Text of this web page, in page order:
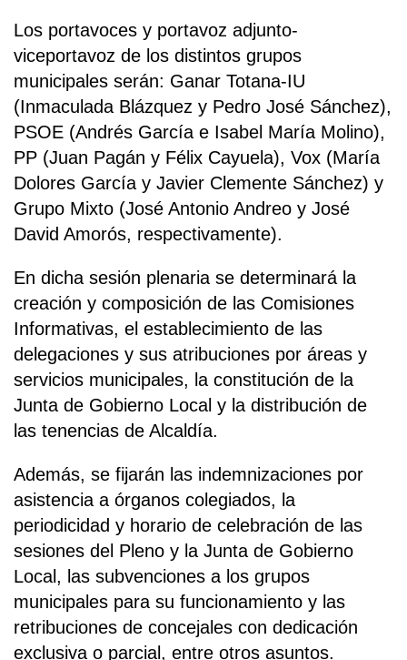
Los portavoces y portavoz adjunto-
viceportavoz de los distintos grupos
municipales serán: Ganar Totana-IU
(Inmaculada Blázquez y Pedro José Sánchez),
PSOE (Andrés García e Isabel María Molino),
PP (Juan Pagán y Félix Cayuela), Vox (María
Dolores García y Javier Clemente Sánchez) y
Grupo Mixto (José Antonio Andreo y José
David Amorós, respectivamente).
En dicha sesión plenaria se determinará la
creación y composición de las Comisiones
Informativas, el establecimiento de las
delegaciones y sus atribuciones por áreas y
servicios municipales, la constitución de la
Junta de Gobierno Local y la distribución de
las tenencias de Alcaldía.
Además, se fijarán las indemnizaciones por
asistencia a órganos colegiados, la
periodicidad y horario de celebración de las
sesiones del Pleno y la Junta de Gobierno
Local, las subvenciones a los grupos
municipales para su funcionamiento y las
retribuciones de concejales con dedicación
exclusiva o parcial, entre otros asuntos.